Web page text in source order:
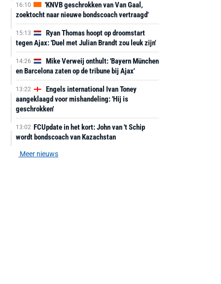
16:10
'KNVB geschrokken van Van Gaal,
zoektocht naar nieuwe bondscoach vertraagd'
15:13
Ryan Thomas hoopt op droomstart
tegen Ajax: 'Duel met Julian Brandt zou leuk zijn'
14:26
Mike Verweij onthult: 'Bayern München
en Barcelona zaten op de tribune bij Ajax'
13:22
Engels international Ivan Toney
aangeklaagd voor mishandeling: 'Hij is
geschrokken'
13:02 FCUpdate in het kort: John van 't Schip
wordt bondscoach van Kazachstan
Meer nieuws